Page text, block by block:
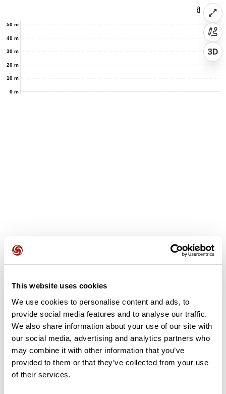
This website uses cookies
We use cookies to personalise content and ads, to
provide social media features and to analyse our traffic.
We also share information about your use of our site with
our social media, advertising and analytics partners who
may combine it with other information that you’ve
provided to them or that they’ve collected from your use
of their services.
0 m
10 m
20 m
30 m
40 m
50 m
3D
Avis des utilisateurs
Soyez le premier à ajouter un avis !
Ajouter un avis
Résumé